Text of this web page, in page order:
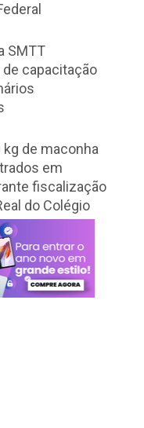
SMTT
capacitação
kg de maconha
em
fiscalização
do Colégio